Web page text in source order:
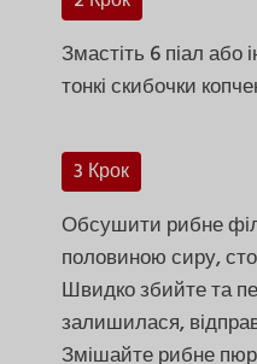
Змастіть 6 піал або
тонкі скибочки
3 Крок
Обсушити рибне
половиною сиру,
Швидко збийте та
залишилася,
Змішайте рибне